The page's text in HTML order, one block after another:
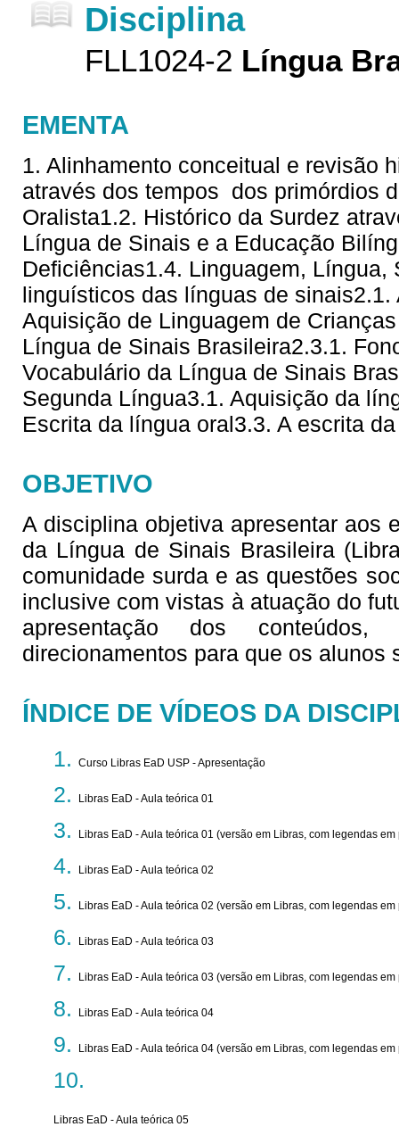
Disciplina
FLL1024-2 Língua
EMENTA
1. Alinhamento conceitual e revisão
através dos tempos  dos primórdios
Oralista1.2. Histórico da Surdez
Língua de Sinais e a Educação
Deficiências1.4. Linguagem,
linguísticos das línguas de
Aquisição de Linguagem de
Língua de Sinais Brasileira2.3.1.
Vocabulário da Língua de Sinais
Segunda Língua3.1. Aquisição da
Escrita da língua oral3.3. A escrita
OBJETIVO
A disciplina objetiva apresentar aos
da Língua de Sinais Brasileira
comunidade surda e as questões
inclusive com vistas à atuação do
apresentação dos
direcionamentos para que os alunos
ÍNDICE DE VÍDEOS DA
Curso Libras EaD USP - Apresentação
Libras EaD - Aula teórica 01
Libras EaD - Aula teórica 01 (versão em Libras, com legendas em
Libras EaD - Aula teórica 02
Libras EaD - Aula teórica 02 (versão em Libras, com legendas em
Libras EaD - Aula teórica 03
Libras EaD - Aula teórica 03 (versão em Libras, com legendas em
Libras EaD - Aula teórica 04
Libras EaD - Aula teórica 04 (versão em Libras, com legendas em
Libras EaD - Aula teórica 05